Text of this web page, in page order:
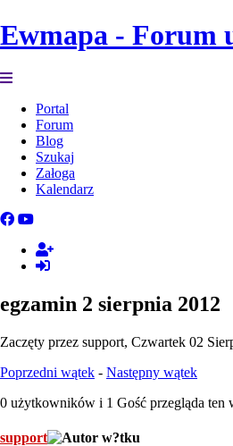
Ewmapa - Forum
Portal
Forum
Blog
Szukaj
Załoga
Kalendarz
egzamin 2 sierpnia 2012
Zaczęty przez support, Czwartek 02
Poprzedni wątek - Następny wątek
0 użytkowników i 1 Gość przegląda ten
support